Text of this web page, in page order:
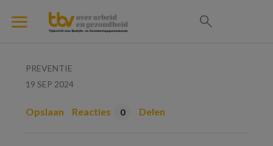
PREVENTIE
19 SEP 2024
Opslaan Reacties 0 Delen